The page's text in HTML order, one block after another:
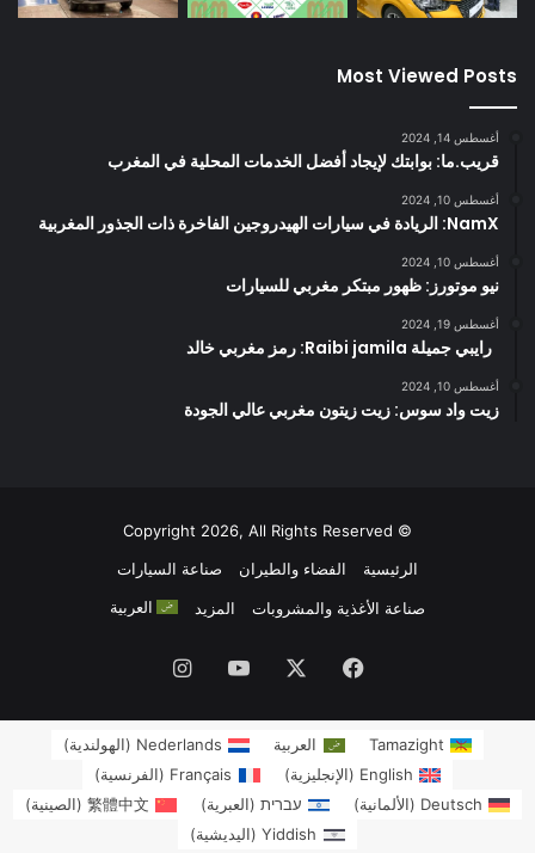
Most Viewed Posts
أغسطس 14, 2024
قريب.ما: بوابتك لإيجاد أفضل الخدمات المحلية في المغرب
أغسطس 10, 2024
NamX: الريادة في سيارات الهيدروجين الفاخرة ذات الجذور المغربية
أغسطس 10, 2024
نيو موتورز: ظهور مبتكر مغربي للسيارات
أغسطس 19, 2024
رايبي جميلة Raibi jamila: رمز مغربي خالد
أغسطس 10, 2024
زيت واد سوس: زيت زيتون مغربي عالي الجودة
© Copyright 2026, All Rights Reserved
الرئيسية
الفضاء والطيران صناعة السيارات
صناعة الأغذية والمشروبات المزيد العربية
فيسبوك ‫YouTubeانستقرام
Tamazight العربية Nederlands
(الهولندية)
English
(الإنجليزية)
Français
(الفرنسية)
Deutsch
(الألمانية) עברית (العبرية)
繁體中文
(الصينية)
Yiddish
(اليديشية)